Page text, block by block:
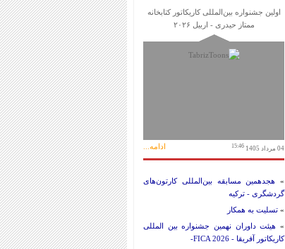
اولین جشنواره بین‌المللی کاریکاتور کتابخانه
ممتاز حیدری - اربیل ۲۰۲۶
04 مرداد 1405 15:46 ادامه...
»
هجدهمین مسابقه بین‌المللی کارتون‌های
گردشگری - ترکیه
» تسلیت به همکار
» هیئت داوران نهمین جشنواره بین المللی
کاریکاتور آفریقا - FICA 2026-